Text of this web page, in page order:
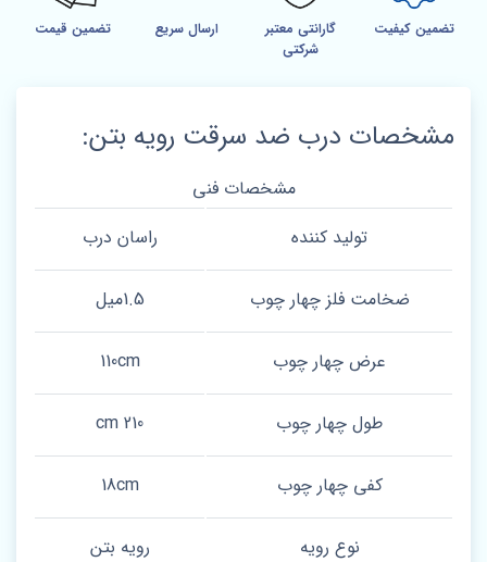
تضمین کیفیت
گارانتی معتبر
شرکتی
ارسال سریع تضمین قیمت
مشخصات درب ضد سرقت رویه بتن:
مشخصات فنی
تولید کننده
راسان درب
ضخامت فلز چهار چوب 1.5میل
عرض چهار چوب 110cm
طول چهار چوب 210 cm
کفی چهار چوب 18cm
نوع رویه رویه بتن